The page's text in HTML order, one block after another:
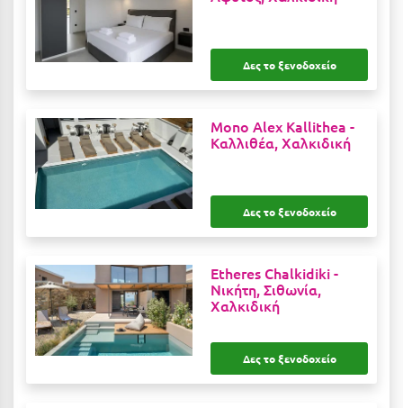
Καστοριά
Κατερίνη
Κέα - Τζιά
Κερατέα
Κέρκυρα
Κεφαλονιά
Κοζάνη
Κοκκώνι Κορινθίας
Κομοτηνή
Κόνιτσα
Δες το ξενοδοχείο
Mono Alex Kallithea -
Καλλιθέα, Χαλκιδική
Δες το ξενοδοχείο
Etheres Chalkidiki -
Νικήτη, Σιθωνία,
Χαλκιδική
Δες το ξενοδοχείο